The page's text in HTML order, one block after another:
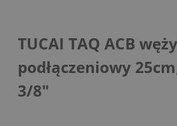
TUCAI TAQ ACB
podłączeniowy
3/8"